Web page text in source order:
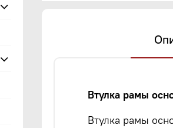
Втулка рамы
Втулка рамы